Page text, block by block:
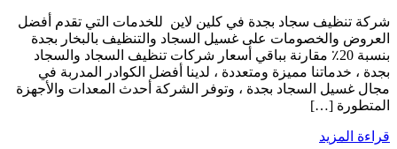
شركة تنظيف سجاد بجدة في كلين لاين للخدمات التي تقدم أفضل
العروض والخصومات على غسيل السجاد والتنظيف بالبخار بجدة
بنسبة 20٪ مقارنة بباقي أسعار شركات تنظيف السجاد والسجاد
بجدة ، خدماتنا مميزة ومتعددة ، لدينا أفضل الكوادر المدربة في
مجال غسيل السجاد بجدة ، وتوفر الشركة أحدث المعدات والأجهزة
المتطورة […]
قراءة المزيد